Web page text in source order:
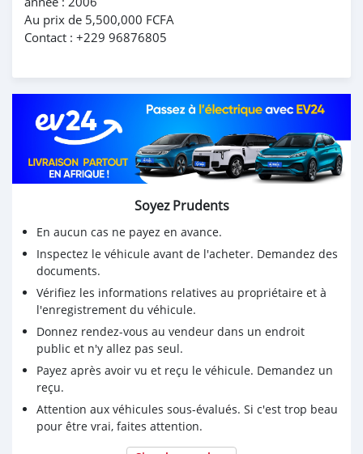
Au prix de 5,500,000 FCFA
Contact : +229 96876805
Soyez Prudents
En aucun cas ne payez en avance.
Inspectez le véhicule avant de l'acheter. Demandez des
documents.
Vérifiez les informations relatives au propriétaire et à
l'enregistrement du véhicule.
Donnez rendez-vous au vendeur dans un endroit
public et n'y allez pas seul.
Payez après avoir vu et reçu le véhicule. Demandez un
reçu.
Attention aux véhicules sous-évalués. Si c'est trop beau
pour être vrai, faites attention.